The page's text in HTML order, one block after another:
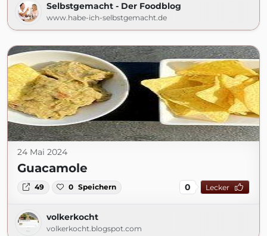
Selbstgemacht - Der Foodblog
www.habe-ich-selbstgemacht.de
24 Mai 2024
Guacamole
49 0 Speichern 0 Lecker
volkerkocht
volkerkocht.blogspot.com